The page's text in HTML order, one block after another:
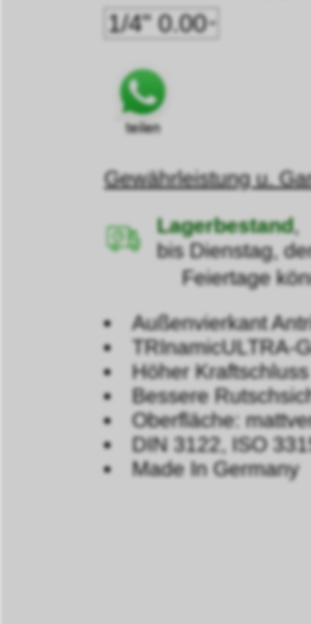
Gewährleistung u.
Lagerbestand,
bis Dienstag,
Feiertage
Außenvierkant
TRInamicULTRA-
Höher
Bessere
Oberfläche:
DIN 3122, ISO
Made In Germany